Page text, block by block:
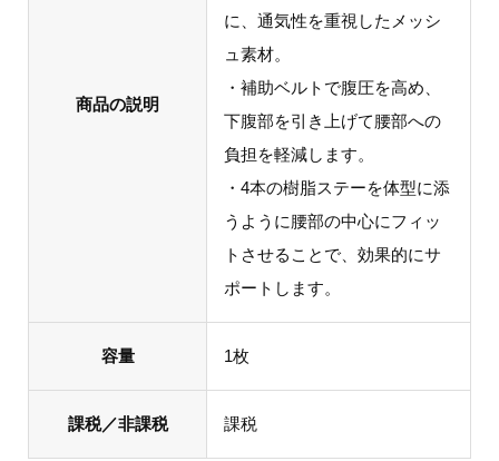
商品の説明
に、通気性を重視したメッシ
ュ素材。
・補助ベルトで腹圧を高め、
下腹部を引き上げて腰部への
負担を軽減します。
・4本の樹脂ステーを体型に添
うように腰部の中心にフィッ
トさせることで、効果的にサ
ポートします。
容量 1枚
課税／非課税 課税